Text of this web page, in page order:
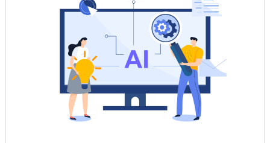
按工序路线自动转运，状态实时更新
电子看板可视化展示在制品位置、加工进度，异常停滞自动报